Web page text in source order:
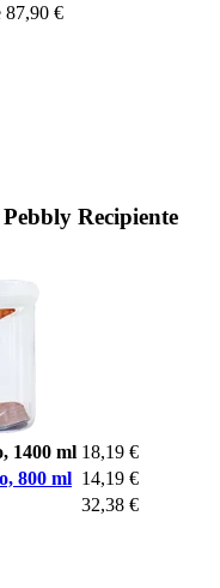
87,90 €
Recipiente
1400 ml 18,19 €
800 ml 14,19 €
32,38 €